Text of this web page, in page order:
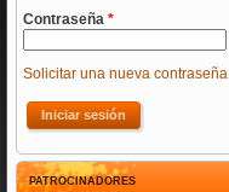
Contraseña *
Solicitar una nueva contraseña
PATROCINADORES